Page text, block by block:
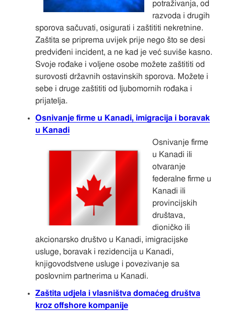
potraživanja, od
razvoda i drugih
sporova sačuvati, osigurati i zaštititi nekretnine.
Zaštita se priprema uvijek prije nego što se desi
predviđeni incident, a ne kad je već suviše kasno.
Svoje rođake i voljene osobe možete zaštititi od
surovosti državnih ostavinskih sporova. Možete i
sebe i druge zaštititi od ljubomornih rođaka i
prijatelja.
Osnivanje firme u Kanadi, imigracija i boravak
u Kanadi
Osnivanje firme
u Kanadi ili
otvaranje
federalne firme u
Kanadi ili
provincijskih
društava,
dioničko ili
akcionarsko društvo u Kanadi, imigracijske
usluge, boravak i rezidencija u Kanadi,
knjigovodstvene usluge i povezivanje sa
poslovnim partnerima u Kanadi.
Zaštita udjela i vlasništva domaćeg društva
kroz offshore kompanije